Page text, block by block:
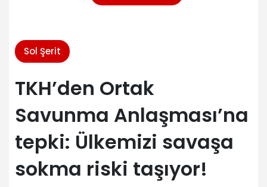
Sol Şerit
TKH’den Ortak
Savunma Anlaşması’na
tepki: Ülkemizi savaşa
sokma riski taşıyor!